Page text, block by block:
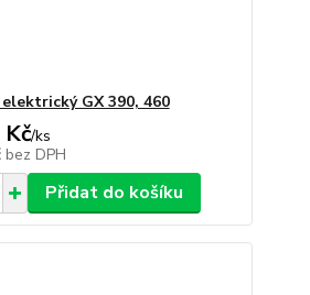
GX 390, 460
/ks
bez DPH
Přidat do košíku